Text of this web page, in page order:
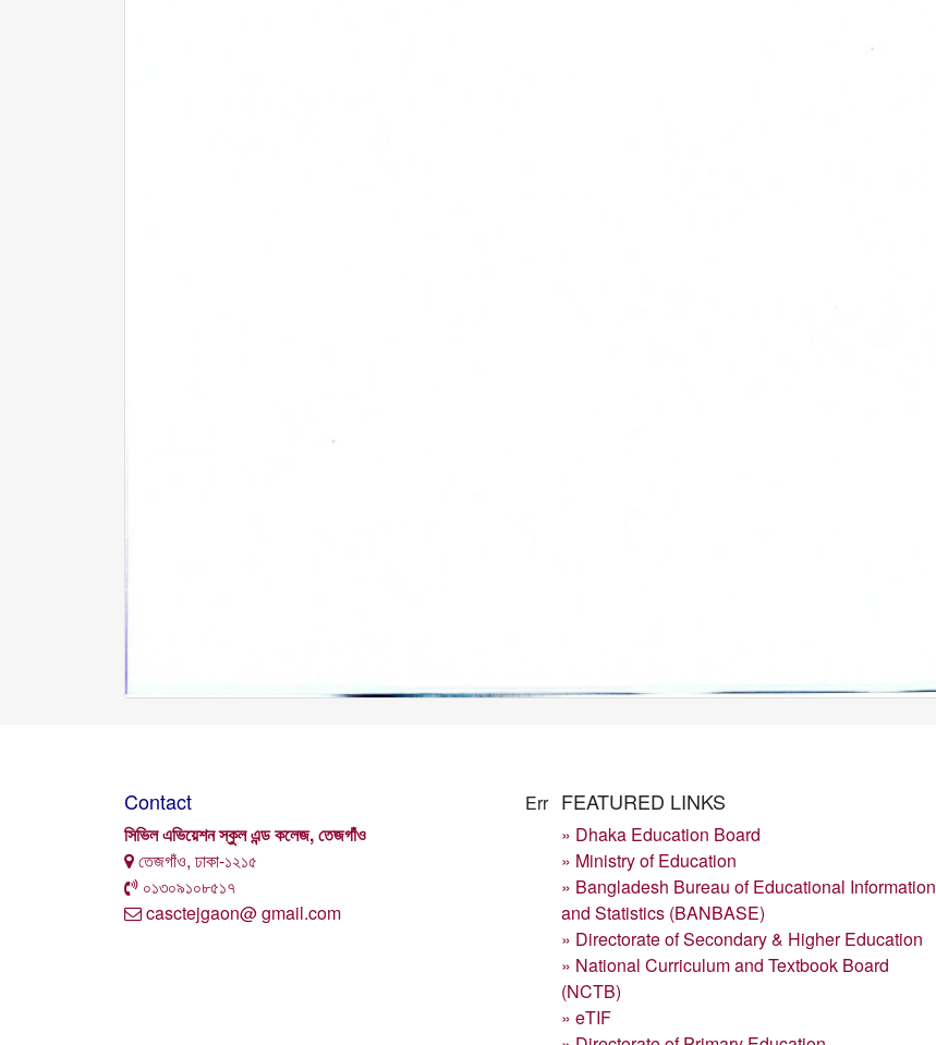
Contact
সিভিল এভিয়েশন স্কুল এন্ড কলেজ, তেজগাঁও
তেজগাঁও, ঢাকা-১২১৫
০১৩০৯১০৮৫১৭
casctejgaon@ gmail.com
Err FEATURED LINKS
» Dhaka Education Board
» Ministry of Education
» Bangladesh Bureau of Educational Information
and Statistics (BANBASE)
» Directorate of Secondary & Higher Education
» National Curriculum and Textbook Board
(NCTB)
» eTIF